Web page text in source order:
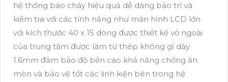
hệ thống báo cháy hiệu quả dễ dàng bảo trì và
kiểm tra với các tính năng như màn hình LCD lớn
với kích thước 40 x 15 dòng được thiết kế vỏ ngoài
của trung tâm được làm từ thép không gỉ dày
1.6mm đảm bảo độ bền cao khả năng chống ăn
mòn và bảo vệ tốt các linh kiện bên trong hệ